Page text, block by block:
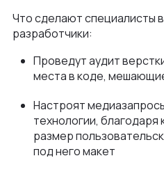
Что сделают специалисты
разработчики:
Проведут аудит
места в коде,
Настроят
технологии,
размер
под него макет